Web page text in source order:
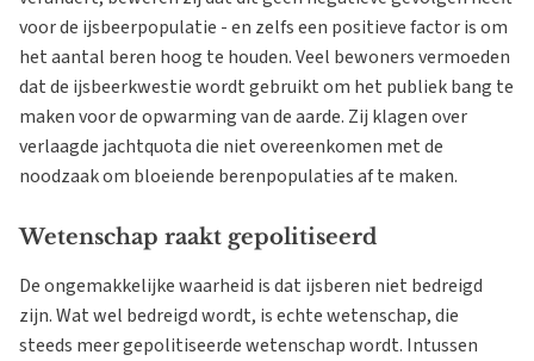
voor de ijsbeerpopulatie - en zelfs een positieve factor is om
het aantal beren hoog te houden. Veel bewoners vermoeden
dat de ijsbeerkwestie wordt gebruikt om het publiek bang te
maken voor de opwarming van de aarde. Zij klagen over
verlaagde jachtquota die niet overeenkomen met de
noodzaak om bloeiende berenpopulaties af te maken.
Wetenschap raakt gepolitiseerd
De ongemakkelijke waarheid is dat ijsberen niet bedreigd
zijn. Wat wel bedreigd wordt, is echte wetenschap, die
steeds meer gepolitiseerde wetenschap wordt. Intussen